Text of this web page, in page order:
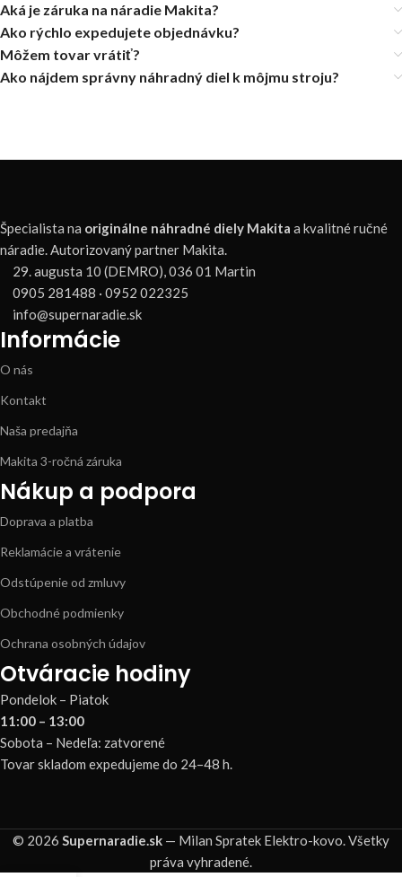
Aká je záruka na náradie Makita?
Ako rýchlo expedujete objednávku?
Môžem tovar vrátiť?
Ako nájdem správny náhradný diel k môjmu stroju?
Špecialista na originálne náhradné diely Makita a kvalitné ručné
náradie. Autorizovaný partner Makita.
29. augusta 10 (DEMRO), 036 01 Martin
0905 281488 · 0952 022325
info@supernaradie.sk
Informácie
O nás
Kontakt
Naša predajňa
Makita 3-ročná záruka
Nákup a podpora
Doprava a platba
Reklamácie a vrátenie
Odstúpenie od zmluvy
Obchodné podmienky
Ochrana osobných údajov
Otváracie hodiny
Pondelok – Piatok
11:00 – 13:00
Sobota – Nedeľa: zatvorené
Tovar skladom expedujeme do 24–48 h.
© 2026 Supernaradie.sk — Milan Spratek Elektro-kovo. Všetky
práva vyhradené.